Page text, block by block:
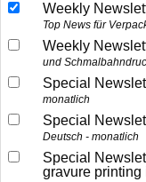
Weekly
Top News für
Weekly
und
Special
monatlich
Special
Deutsch - monatlich
Special
gravure printing